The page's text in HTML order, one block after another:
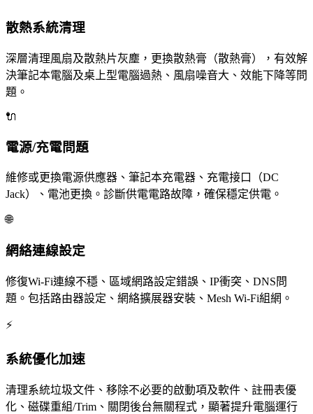
散熱系統清理
深層清理風扇及散熱片灰塵，更換散熱膏（散熱膏），有效解
決筆記本電腦及桌上型電腦過熱、風扇噪音大、效能下降等問
題。
🔌
電源/充電問題
維修或更換電源供應器、筆記本充電器、充電接口（DC
Jack）、電池更換。診斷供電電路故障，確保穩定供電。
🌐
網絡連線設定
修復Wi-Fi連線不穩、區域網路設定錯誤、IP衝突、DNS問
題。包括路由器設定、網絡擴展器安裝、Mesh Wi-Fi組網。
⚡
系統優化加速
清理系統垃圾文件、移除不必要的啟動項及軟件、註冊表優
化、磁碟重組/Trim、關閉後台無關程式，顯著提升電腦運行